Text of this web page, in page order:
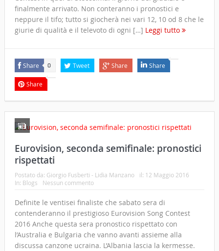
finalmente arrivato. Non conteranno i pronostici e
neppure il tifo; tutto si giocherà nei vari 12, 10 od 8 che le
giurie di qualità e il televoto di ogni […] Leggi tutto
Share 0 Tweet Share Share
Share
Eurovision, seconda semifinale: pronostici
rispettati
Postato da: Giorgio Fusberti - Lidia Manzano il: 12 Maggio 2016
In: Blogs Nessun commento
Definite le ventisei finaliste che sabato sera di
contenderanno il prestigioso Eurovision Song Contest
2016 Anche questa sera pronostico rispettato con
l’Australia e Bulgaria che vanno avanti assieme alla
discussa canzone ucraina. L’Albania lascia la kermesse.